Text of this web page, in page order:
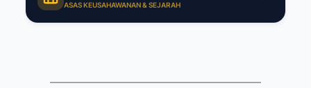
ASAS KEUSAHAWANAN & SEJARAH